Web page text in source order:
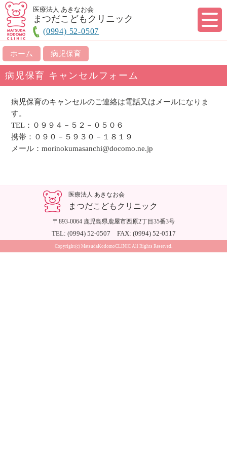
医療法人 あきなお会
まつだこどもクリニック
(0994) 52-0507
ホーム 病児保育
病児保育 キャンセルフォーム
病児保育のキャンセルのご連絡は電話又はメールになりま
す。
TEL：０９９４－５２－０５０６
携帯：０９０－５９３０－１８１９
メール：morinokumasanchi@docomo.ne.jp
医療法人 あきなお会
まつだこどもクリニック
〒893-0064 鹿児島県鹿屋市西原2丁目35番3号
TEL: (0994) 52-0507 FAX: (0994) 52-0517
Copyright(c) MatsudaKodomoCLINIC All Rights Reserved.